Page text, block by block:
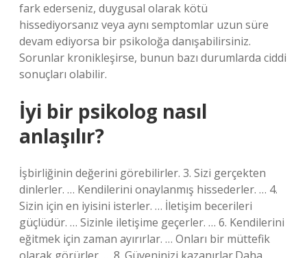
fark ederseniz, duygusal olarak kötü
hissediyorsanız veya aynı semptomlar uzun süre
devam ediyorsa bir psikoloğa danışabilirsiniz.
Sorunlar kronikleşirse, bunun bazı durumlarda ciddi
sonuçları olabilir.
İyi bir psikolog nasıl
anlaşılır?
İşbirliğinin değerini görebilirler. 3. Sizi gerçekten
dinlerler. … Kendilerini onaylanmış hissederler. … 4.
Sizin için en iyisini isterler. … İletişim becerileri
güçlüdür. … Sizinle iletişime geçerler. … 6. Kendilerini
eğitmek için zaman ayırırlar. … Onları bir müttefik